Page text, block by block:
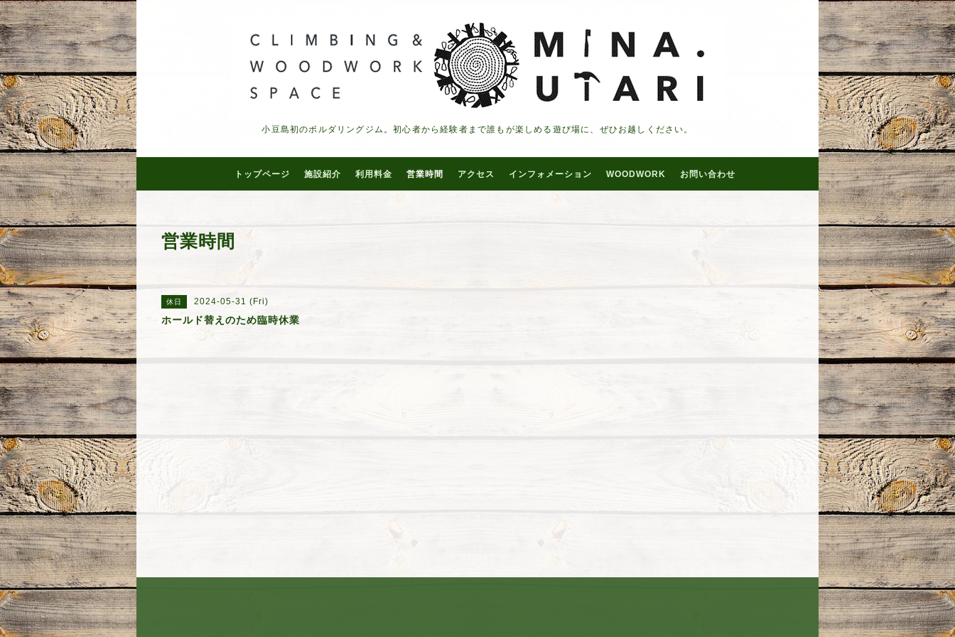
小豆島初のボルダリングジム。初心者から経験者まで誰もが楽しめる遊び場に、ぜひお越しください。
トップページ 施設紹介 利用料金 営業時間 アクセス インフォメーション WOODWORK お問い合わせ
営業時間
休日 2024-05-31 (Fri)
ホールド替えのため臨時休業